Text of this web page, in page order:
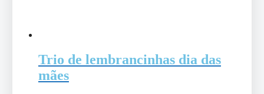
Trio de lembrancinhas dia das
mães